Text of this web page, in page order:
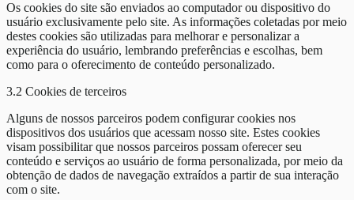
Os cookies do site são enviados ao computador ou dispositivo do
usuário exclusivamente pelo site. As informações coletadas por meio
destes cookies são utilizadas para melhorar e personalizar a
experiência do usuário, lembrando preferências e escolhas, bem
como para o oferecimento de conteúdo personalizado.
3.2 Cookies de terceiros
Alguns de nossos parceiros podem configurar cookies nos
dispositivos dos usuários que acessam nosso site. Estes cookies
visam possibilitar que nossos parceiros possam oferecer seu
conteúdo e serviços ao usuário de forma personalizada, por meio da
obtenção de dados de navegação extraídos a partir de sua interação
com o site.